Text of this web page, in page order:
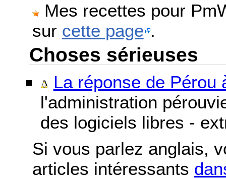
Mes recettes pour
sur cette page .
Choses sérieuses
La réponse de Pérou
l'administration
des logiciels libres -
Si vous parlez anglais,
articles intéressants